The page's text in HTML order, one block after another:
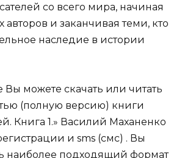
со всего мира, начиная
авторов и заканчивая теми, кто
наследие в истории
можете скачать или читать
(полную версию) книги
Книга 1.» Василий Маханенко
и sms (смс) . Вы
наиболее подходящий формат